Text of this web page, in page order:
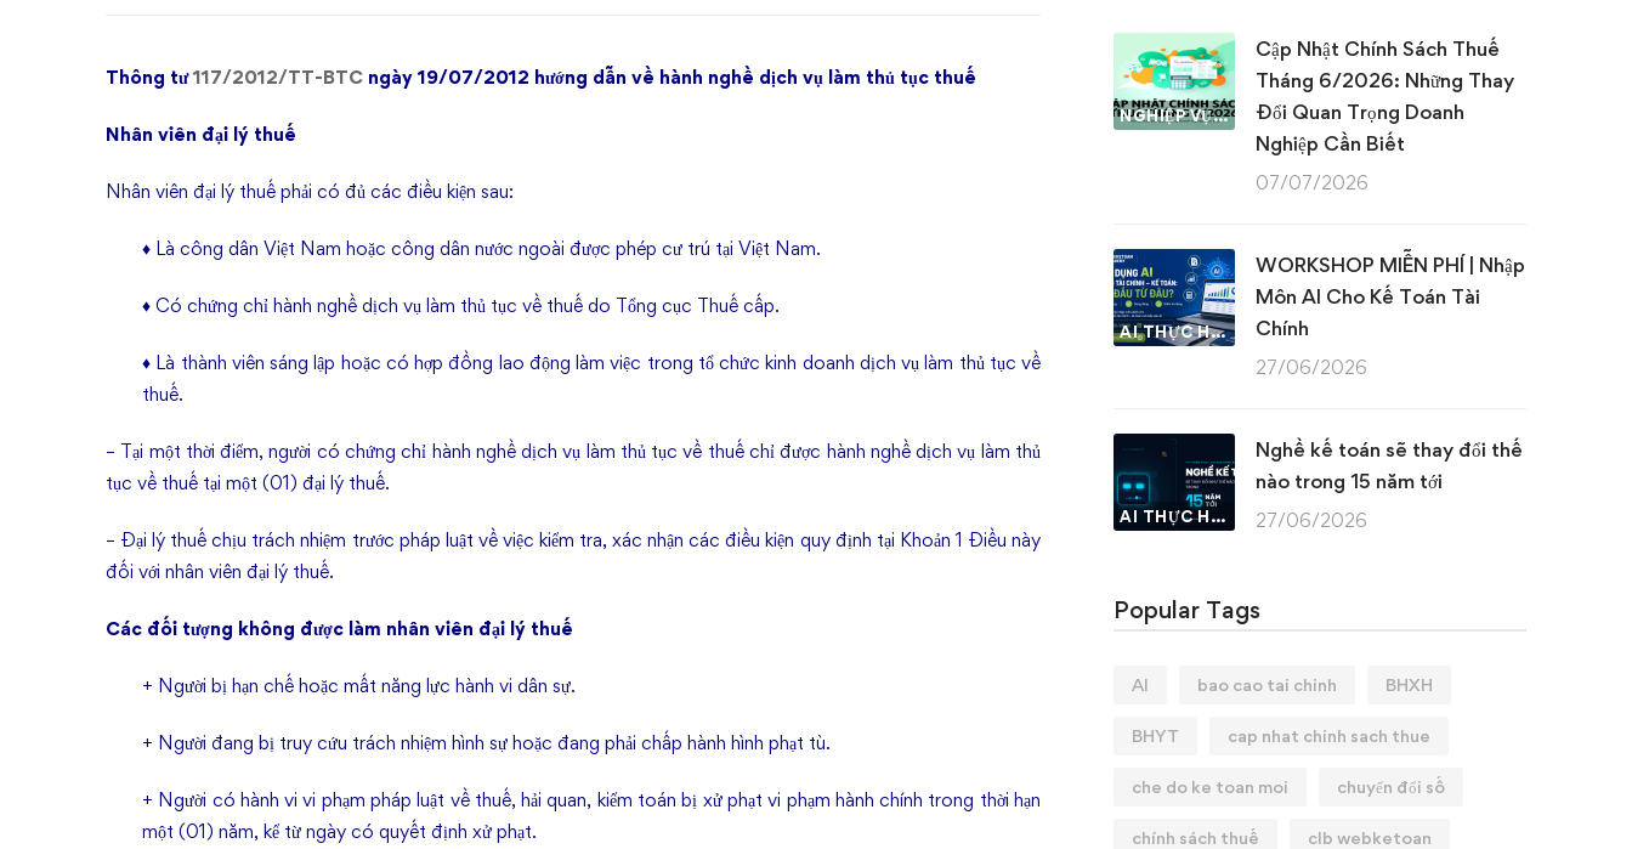
Thông tư117/2012/TT-BTC ngày19/07/2012 hướng dẫn về hành nghề dịch vụ làm thủ tục thuế
Nhân viên đại lý thuế
Nhân viên đại lý thuế phải có đủ các điều kiện sau:
♦ Là công dân Việt Nam hoặc công dân nước ngoài được phép cư trú tại Việt Nam.
♦ Có chứng chỉ hành nghề dịch vụ làm thủ tục về thuế do Tổng cục Thuế cấp.
♦ Là thành viên sáng lập hoặc có hợp đồng lao động làm việc trong tổ chức kinh doanh dịch vụ làm thủ tục về
thuế.
– Tại một thời điểm, người có chứng chỉ hành nghề dịch vụ làm thủ tục về thuế chỉ được hành nghề dịch vụ làm thủ
tục về thuế tại một (01) đại lý thuế.
– Đại lý thuế chịu trách nhiệm trước pháp luật về việc kiểm tra, xác nhận các điều kiện quy định tại Khoản 1 Điều này
đối với nhân viên đại lý thuế.
Các đối tượng không được làm nhân viên đại lý thuế
+ Người bị hạn chế hoặc mất năng lực hành vi dân sự.
+ Người đang bị truy cứu trách nhiệm hình sự hoặc đang phải chấp hành hình phạt tù.
+ Người có hành vi vi phạm pháp luật về thuế, hải quan, kiểm toán bị xử phạt vi phạm hành chính trong thời hạn
một (01) năm, kể từ ngày có quyết định xử phạt.
NGHIỆP VỤ KẾ TOÁN & THUẾ
Cập Nhật Chính Sách Thuế
Tháng 6/2026: Những Thay
Đổi Quan Trọng Doanh
Nghiệp Cần Biết
07/07/2026
AI THỰC HÀNH
WORKSHOP MIỄN PHÍ | Nhập
Môn AI Cho Kế Toán Tài
Chính
27/06/2026
AI THỰC HÀNH
Nghề kế toán sẽ thay đổi thế
nào trong 15 năm tới
27/06/2026
Popular Tags
AI bao cao tai chinh BHXH
BHYT cap nhat chinh sach thue
che do ke toan moi chuyển đổi số
chính sách thuế clb webketoan